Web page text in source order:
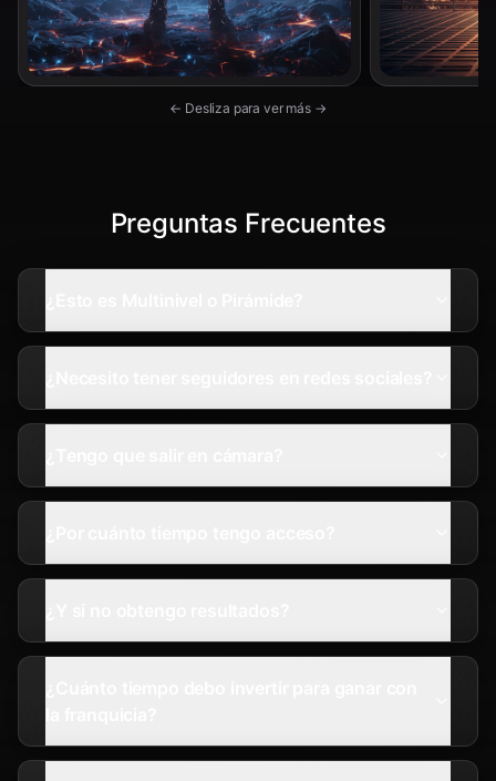
← Desliza para ver más →
Preguntas Frecuentes